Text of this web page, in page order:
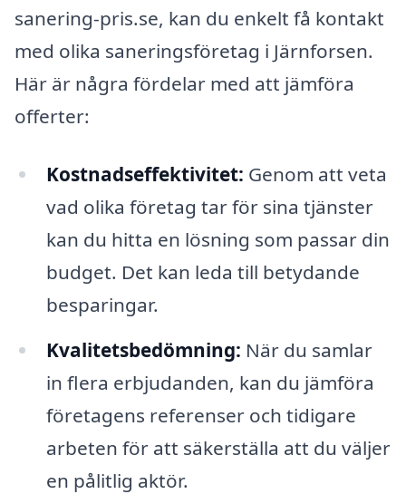
sanering-pris.se, kan du enkelt få kontakt
med olika saneringsföretag i Järnforsen.
Här är några fördelar med att jämföra
offerter:
Kostnadseffektivitet: Genom att veta
vad olika företag tar för sina tjänster
kan du hitta en lösning som passar din
budget. Det kan leda till betydande
besparingar.
Kvalitetsbedömning: När du samlar
in flera erbjudanden, kan du jämföra
företagens referenser och tidigare
arbeten för att säkerställa att du väljer
en pålitlig aktör.